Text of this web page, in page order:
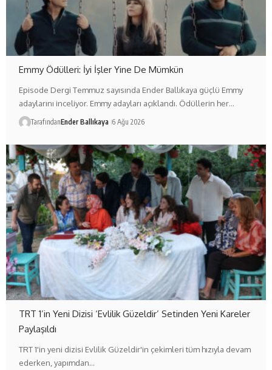
Emmy Ödülleri: İyi İşler Yine De Mümkün
Episode Dergi Temmuz sayısında Ender Ballıkaya güçlü Emmy
adaylarını inceliyor. Emmy adayları açıklandı. Ödüllerin her…
TarafındanEnder Ballıkaya 6 Ağu 2026
TRT 1’in Yeni Dizisi ‘Evlilik Güzeldir’ Setinden Yeni Kareler
Paylaşıldı
TRT 1'in yeni dizisi Evlilik Güzeldir'in çekimleri tüm hızıyla devam
ederken, yapımdan…